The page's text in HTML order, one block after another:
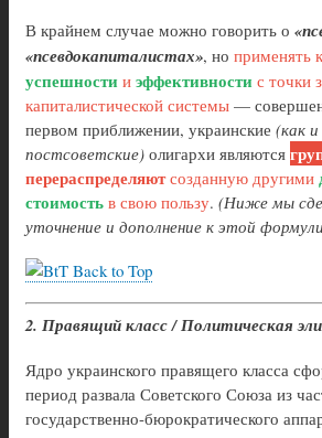
В крайнем случае можно говорить о
«псевдокапиталистах», но применять
успешности и эффективности с точки
капиталистической системы —
первом приближении, украинские (как и
постсоветские) олигархи являются
перераспределяютсозданную другими
стоимость в свою пользу. (Ниже мы
уточнение и дополнение к этой
Back to Top
2. Правящий класс / Политическая
Ядро украинского правящего класса
период развала Советского Союза из
государственно-бюрократического